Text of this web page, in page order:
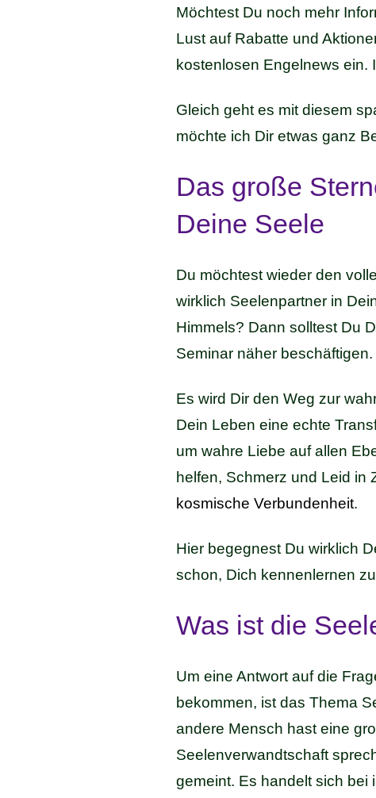
Möchtest Du noch mehr
Lust auf Rabatte und
kostenlosen Engelnews ein.
Gleich geht es mit diesem
möchte ich Dir etwas ganz
Das große
Deine Seele
Du möchtest wieder den
wirklich Seelenpartner in
Himmels? Dann solltest Du
Seminar näher beschäftigen.
Es wird Dir den Weg zur
Dein Leben eine echte
um wahre Liebe auf allen
helfen, Schmerz und Leid in
kosmische Verbundenheit.
Hier begegnest Du wirklich
schon, Dich kennenlernen
Was ist die
Um eine Antwort auf die
bekommen, ist das Thema
andere Mensch hast eine
Seelenverwandtschaft
gemeint. Es handelt sich bei